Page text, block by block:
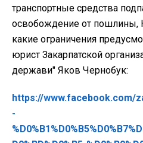
транспортные средства
освобождение от пошлины,
какие ограничения
юрист Закарпатской
держави" Яков Чернобук:
https://www.facebook.com/
-